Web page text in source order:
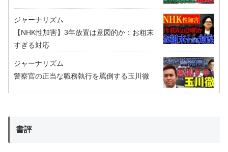
ジャーナリズム
【NHK性加害】3年放置は意図的か：お粗末
すぎる対応
ジャーナリズム
警察官の正当な職務執行を罵倒する玉川徹
書評